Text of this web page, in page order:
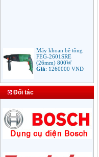
Máy khoan bê tông
FEG-2601SRE
(26mm) 800W
Giá:1260000VND
rút lõi bê tông
Máy Khoan Bosch
VND
Đối tác